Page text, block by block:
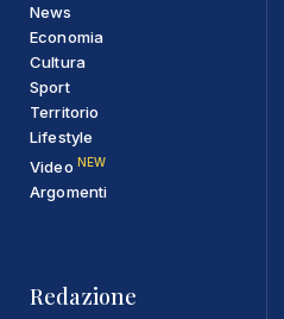
News
Economia
Cultura
Sport
Territorio
Lifestyle
Video NEW
Argomenti
Redazione